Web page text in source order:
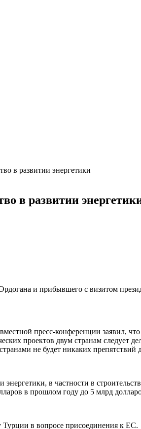
в развитии энергетики
в развитии
и прибывшего с визитом
пресс-конференции заявил,
проектов двум странам следует
не будет никаких препятствий
в частности в
в прошлом году до 5 млрд
Турции в вопросе присоединения к ЕС.